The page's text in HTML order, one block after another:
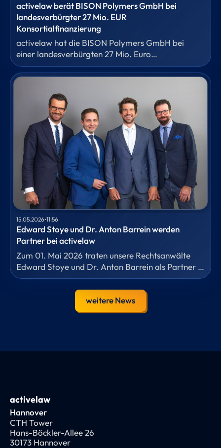
activelaw berät BISON Polymers GmbH bei
landesverbürgter 27 Mio. EUR
Konsortialfinanzierung
activelaw hat die BISON Polymers GmbH bei
einer landesverbürgten 27 Mio. Euro
Konsortialfinanzierung durch ein
Bankenkonsortium, bestehend aus der Sparkasse
NRW.BANK und weiteren regionalen Sparkassen
beraten, die Antragstellung für die Bürgschaft des
Landes Nordrhein-Westfalen vorbereitet und die
gesamte Kreditdokumentation erstellt.
15.05.2026•11:56
Edward Stoye und Dr. Anton Barrein werden
Partner bei activelaw
Zum 01. Mai 2026 traten unsere Rechtsanwälte
Edward Stoye und Dr. Anton Barrein als Partner in
die Kanzlei ein.
weitere News
activelaw
Hannover
CTH Tower
Hans-Böckler-Allee 26
30173 Hannover